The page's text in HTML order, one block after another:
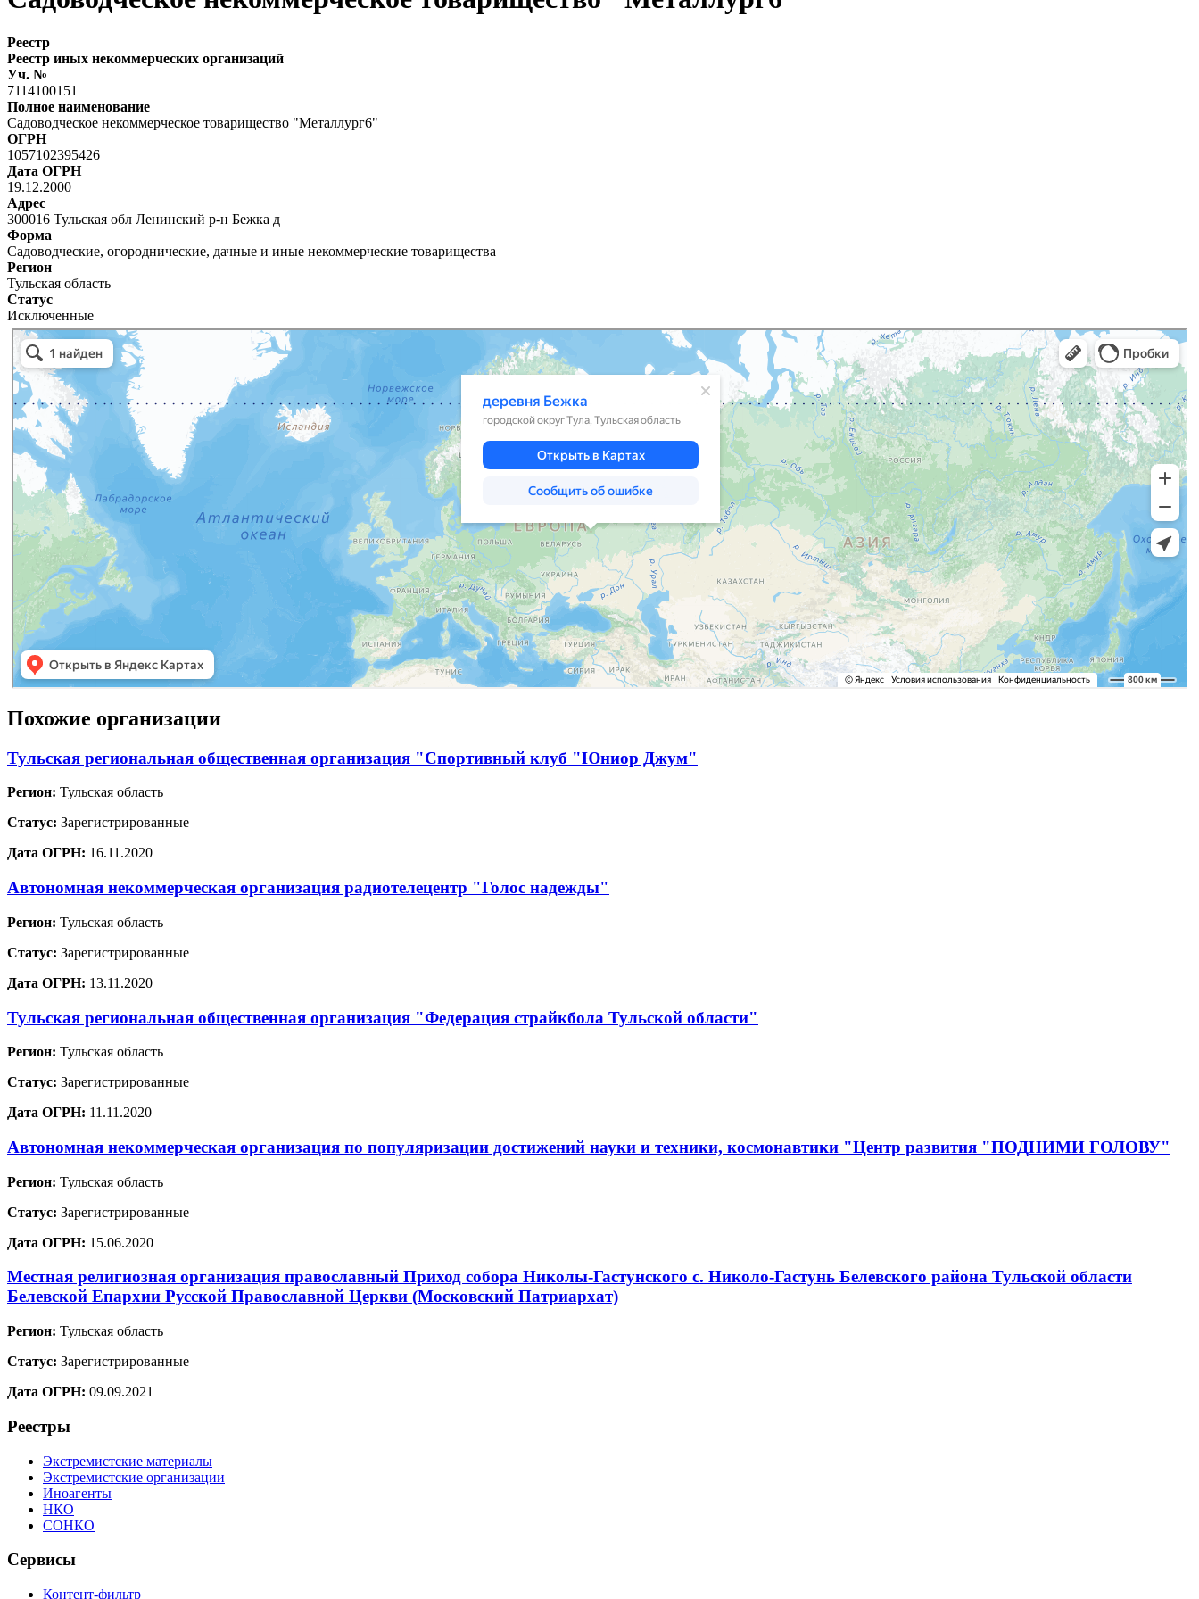
Реестр
Реестр иных некоммерческих организаций
Уч. №
7114100151
Полное наименование
Садоводческое некоммерческое товарищество "Металлург6"
ОГРН
1057102395426
Дата ОГРН
19.12.2000
Адрес
300016 Тульская обл Ленинский р-н Бежка д
Форма
Садоводческие, огороднические, дачные и иные некоммерческие товарищества
Регион
Тульская область
Статус
Исключенные
Похожие организации
Тульская региональная общественная организация "Спортивный клуб "Юниор Джум"
Регион: Тульская область
Статус: Зарегистрированные
Дата ОГРН: 16.11.2020
Автономная некоммерческая организация радиотелецентр "Голос надежды"
Регион: Тульская область
Статус: Зарегистрированные
Дата ОГРН: 13.11.2020
Тульская региональная общественная организация "Федерация страйкбола Тульской области"
Регион: Тульская область
Статус: Зарегистрированные
Дата ОГРН: 11.11.2020
Автономная некоммерческая организация по популяризации достижений науки и техники, космонавтики "Центр развития "ПОДНИМИ ГОЛОВУ"
Регион: Тульская область
Статус: Зарегистрированные
Дата ОГРН: 15.06.2020
Местная религиозная организация православный Приход собора Николы-Гастунского с. Николо-Гастунь Белевского района Тульской области
Белевской Епархии Русской Православной Церкви (Московский Патриархат)
Регион: Тульская область
Статус: Зарегистрированные
Дата ОГРН: 09.09.2021
Реестры
Экстремистские материалы
Экстремистские организации
Иноагенты
НКО
СОНКО
Сервисы
Контент-фильтр